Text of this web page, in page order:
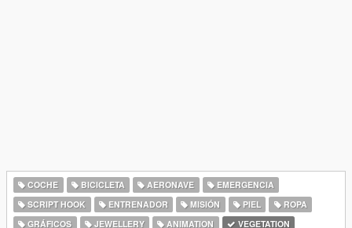
COCHE BICICLETA AERONAVE
EMERGENCIA
SCRIPT HOOK
ENTRENADOR MISIÓN PIEL
ROPA
GRÁFICOS
JEWELLERY ANIMATION
VEGETATION